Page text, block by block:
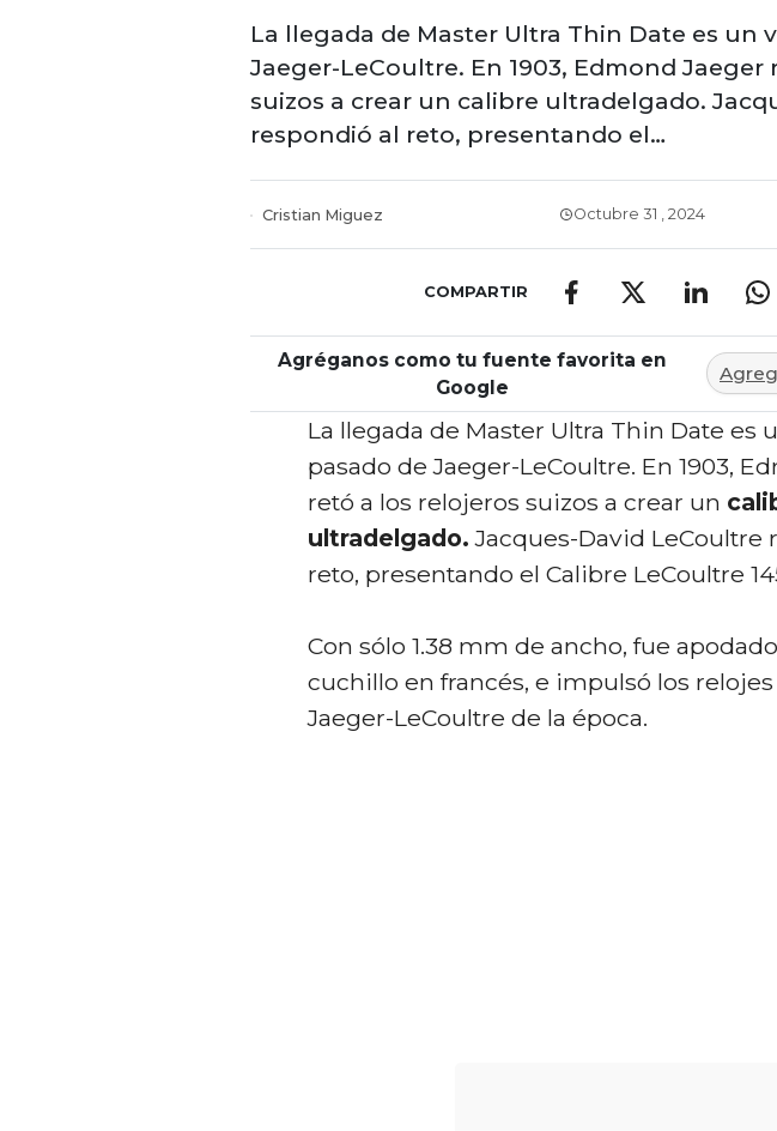
La llegada de Master Ultra Thin Date es un
Jaeger-LeCoultre. En 1903, Edmond Jaeger
suizos a crear un calibre ultradelgado.
respondió al reto, presentando el…
Cristian Miguez Octubre 31 , 2024
COMPARTIR
Agréganos como tu fuente favorita en
Google
La llegada de Master Ultra Thin Date es
pasado de Jaeger-LeCoultre. En 1903,
retó a los relojeros suizos a crear un
ultradelgado. Jacques-David LeCoultre
reto, presentando el Calibre LeCoultre
Con sólo 1.38 mm de ancho, fue apodado
cuchillo en francés, e impulsó los
Jaeger-LeCoultre de la época.